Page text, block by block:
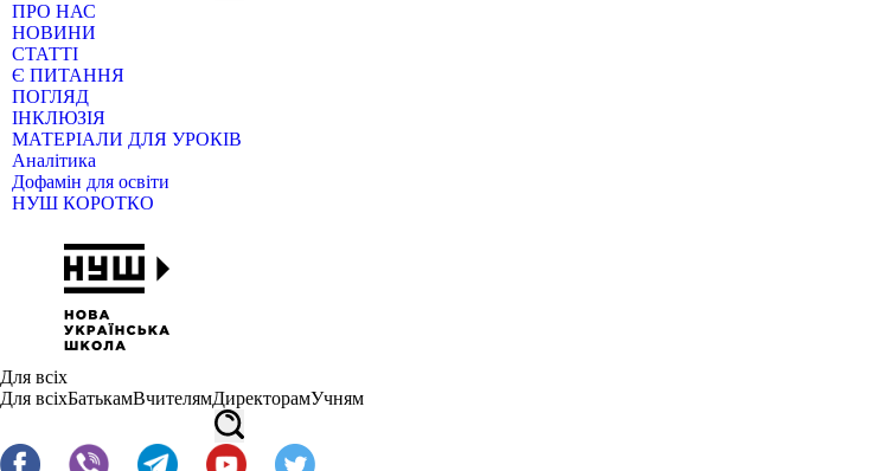
ПРО НАС
НОВИНИ
СТАТТІ
Є ПИТАННЯ
ПОГЛЯД
ІНКЛЮЗІЯ
МАТЕРІАЛИ ДЛЯ УРОКІВ
Аналітика
Дофамін для освіти
НУШ КОРОТКО
Для всіх
Для всіхБатькамВчителямДиректорамУчням